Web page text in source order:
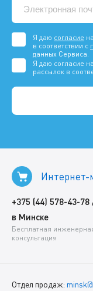
Я даю согласие
в соответствии с
данных Сервиса.
Я даю согласие
рассылок в
Интернет-
+375 (44) 578-43-78
в Минске
Бесплатная
консультация
Отдел продаж: